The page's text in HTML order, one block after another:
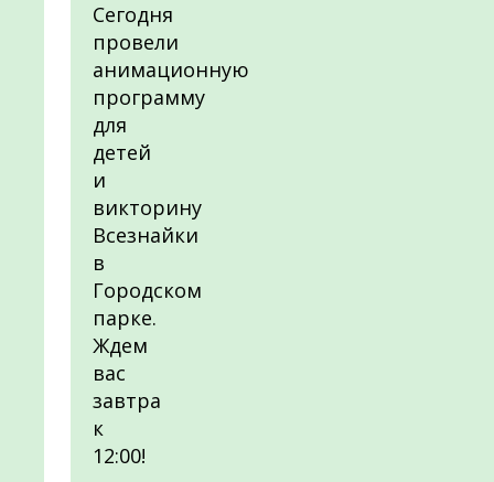
Сегодня
провели
анимационную
программу
для
детей
и
викторину
Всезнайки
в
Городском
парке.
Ждем
вас
завтра
к
12:00!